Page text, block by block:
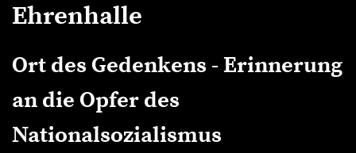
Ehrenhalle
Ort des Gedenkens - Erinnerung
an die Opfer des
Nationalsozialismus